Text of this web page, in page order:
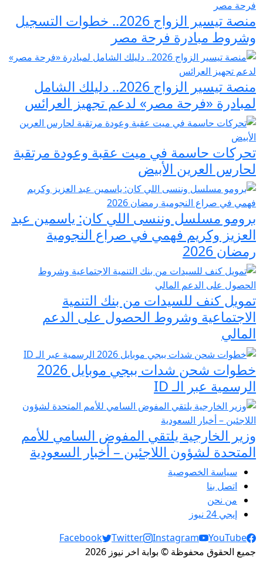
منصة تيسير الزواج 2026.. خطوات التسجيل
وشروط مبادرة فرحة مصر
منصة تيسير الزواج 2026.. دليلك الشامل
لمبادرة «فرحة مصر» لدعم تجهيز العرائس
تحركات حاسمة في ميت عقبة وعودة مرتقبة
لحارس العرين الأبيض
برومو مسلسل وننسى اللي كان: ياسمين عبد
العزيز وكريم فهمي في صراع النجومية
رمضان 2026
تمويل كنف للسيدات من بنك التنمية
الاجتماعية وشروط الحصول على الدعم
المالي
خطوات شحن شدات ببجي موبايل 2026
الرسمية عبر الـ ID
وزير الخارجية يلتقي المفوض السامي للأمم
المتحدة لشؤون اللاجئين – أخبار السعودية
سياسة الخصوصية
اتصل بنا
من نحن
إيجي 24 نيوز
Social Links
Facebook Twitter Instagram
YouTube
جميع الحقوق محفوظة © بوابة اخر نيوز 2026